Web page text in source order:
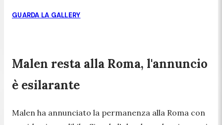
GUARDA LA GALLERY
Malen resta alla Roma, l'annuncio
è esilarante
Malen ha annunciato la permanenza alla Roma con